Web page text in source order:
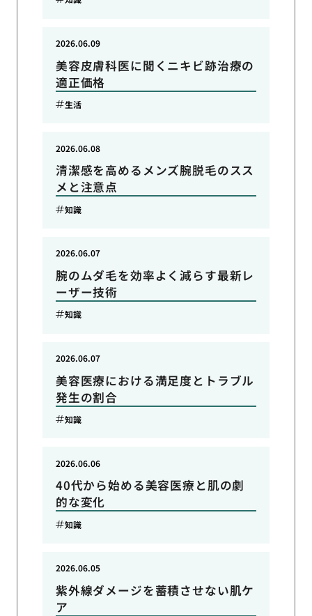
美容皮膚科医に聞くニキビ跡治療の
適正価格
2026.06.09
生活
清潔感を高めるメンズ腕脱毛のスス
メと注意点
2026.06.08
知識
腕のムダ毛を効率よく減らす最新レ
ーザー技術
2026.06.07
知識
美容医療における満足度とトラブル
発生の割合
2026.06.07
知識
40代から始める美容医療と肌の劇
的な変化
2026.06.06
知識
紫外線ダメージを蓄積させない肌ケ
ア
2026.06.05